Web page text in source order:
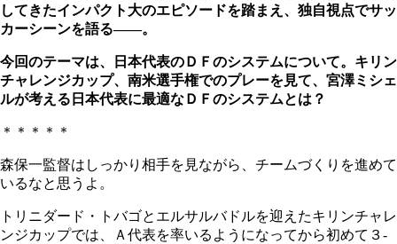
してきたインパクト大のエピソードを踏まえ、独自視点でサッ
カーシーンを語る――。
今回のテーマは、日本代表のＤＦのシステムについて。キリン
チャレンジカップ、南米選手権でのプレーを見て、宮澤ミシェ
ルが考える日本代表に最適なＤＦのシステムとは？
＊＊＊＊＊
森保一監督はしっかり相手を見ながら、チームづくりを進めて
いるなと思うよ。
トリニダード・トバゴとエルサルバドルを迎えたキリンチャレ
ンジカップでは、Ａ代表を率いるようになってから初めて３‐